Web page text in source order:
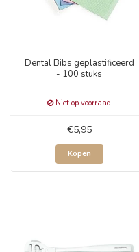
Dental Bibs geplastificeerd
- 100 stuks
Niet op voorraad
€5,95
Kopen